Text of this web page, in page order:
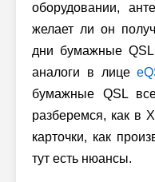
оборудовании,
желает ли он
дни бумажные QSL
аналоги в лице
бумажные QSL
разберемся, как в
карточки, как
тут есть нюансы.